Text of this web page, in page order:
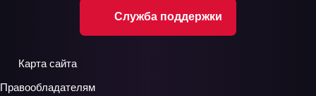
Служба поддержки
Карта сайта
Правообладателям